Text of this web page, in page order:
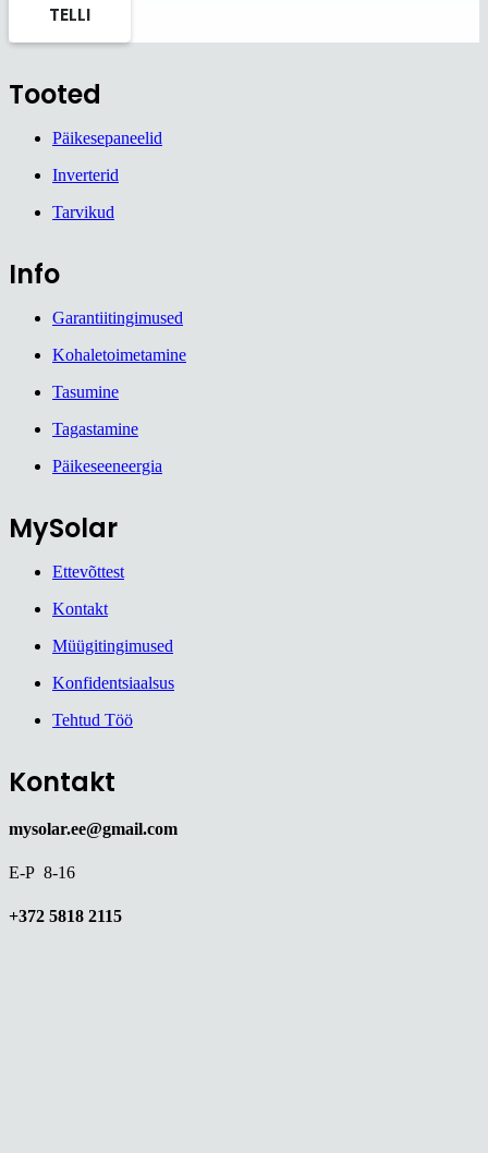
TELLI
Tooted
Päikesepaneelid
Inverterid
Tarvikud
Info
Garantiitingimused
Kohaletoimetamine
Tasumine
Tagastamine
Päikeseeneergia
MySolar
Ettevõttest
Kontakt
Müügitingimused
Konfidentsiaalsus
Tehtud Töö
Kontakt
mysolar.ee@gmail.com
E-P 8-16
+372 5818 2115